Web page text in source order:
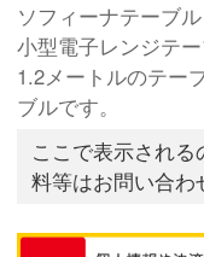
ソフィーナテーブ
小型電子レンジテ
1.2メートルのテー
ブルです。
ここで表示され
料等はお問い合わ